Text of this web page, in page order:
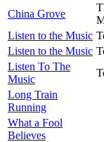
China Grove
Listen to the Music
Listen to the Music
Listen To The
Music
Long Train
Running
What a Fool
Believes